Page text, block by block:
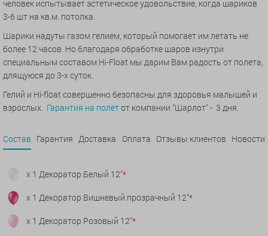
человек испытывает эстетическое удовольствие, когда шариков
3-6 шт на кв.м. потолка.
Шарики надуты газом гелием, который помогает им летать не
более 12 часов. Но благодаря обработке шаров изнутри
специальным составом Hi-Float мы дарим Вам радость от полета,
длящуюся до 3-х суток.
Гелий и Hi-float совершенно безопасны для здоровья малышей и
взрослых. Гарантия на полетот компании "Шарлот" - 3 дня.
Состав Гарантия Доставка Оплата Отзывы клиентов Новости
x 1 Декоратор Белый 12"*
x 1 Декоратор Вишневый прозрачный 12"*
x 1 Декоратор Розовый 12"*